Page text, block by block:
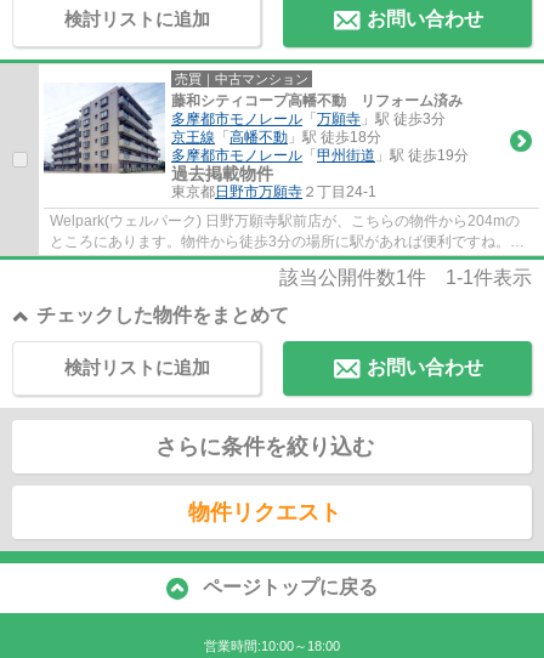
検討リストに追加 お問い合わせ
売買｜中古マンション
藤和シティコープ高幡不動 リフォーム済み
多摩都市モノレール 「 万願寺 」駅 徒歩3分
京王線 「 高幡不動 」駅 徒歩18分
多摩都市モノレール 「 甲州街道 」駅 徒歩19分
過去掲載物件
東京都日野市万願寺 ２丁目24-1
Welpark(ウェルパーク) 日野万願寺駅前店が、こちらの物件から204mの
ところにあります。物件から徒歩3分の場所に駅があれば便利ですね。コ
ストも抑えることができる中古マンションはオ...
該当公開件数1件 1-1件表示
チェックした物件をまとめて
お問い合わせ
検討リストに追加
さらに条件を絞り込む
物件リクエスト
ページトップに戻る
営業時間:10:00～18:00